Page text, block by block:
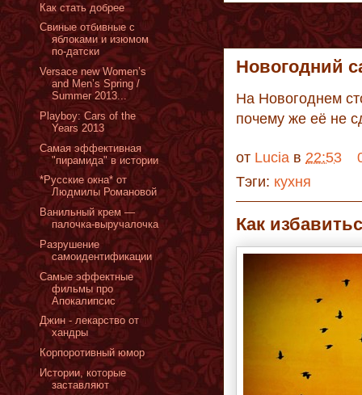
Новогодний
На Новогоднем
почему же её не
от Lucia в 22:53
Тэги: кухня
Как
Как стать добрее
Свиные отбивные с
яблоками и изюмом
по-датски
Versace new Women’s
and Men’s Spring /
Summer 2013...
Playboy: Cars of the
Years 2013
Cамая эффективная
"пирамида" в истории
*Русские окна* от
Людмилы Романовой
Ванильный крем —
палочка-выручалочка
Pазрушение
самоидентификации
Cамые эффектные
фильмы про
Апокалипсис
Джин - лекарство от
хандры
Корпоротивный юмор
Истории, которые
заставляют